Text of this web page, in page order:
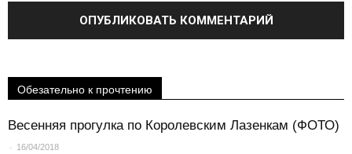
Обезательно к прочтению
Весенняя прогулка по Королевским Лазенкам (ФОТО)
- 16/04/2018